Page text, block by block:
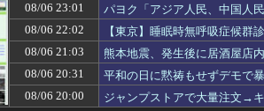
【海外の反応】冨安健洋がクリスタル・パ
【衝撃】手術中に熊本地震が直撃した結果
DeNA・相川監督、ビド2軍再調整を明言「
９０年代ってレトロというほど昔か…？
【画像】どえらい乳のJSが発見される
【画像】東大生の美人、垢抜け具合のビフ
【悲報】株式投資は若年男性の自信喪失の
08/06 23:01
パヨク「アジア人民、中国人
08/06 22:02
【東京】睡眠時無呼吸症候
08/06 21:03
熊本地震、発生後に居酒屋店
08/06 20:31
平和の日に黙祷もせずデモで
08/06 20:00
ジャンプストアで大量注文→